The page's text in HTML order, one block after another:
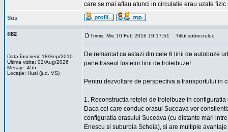
care se mai aflau atunci in circulatie erau uzate fizic
Sus
fl82
Data înscrierii: 18/Sep/2010
Ultima vizita: 02/Aug/2026
Mesaje: 455
Locaţie: Husi (jud. VS)
Trimis: Mie 10 Feb 2016 19:17:51 Titlul subiectului:
De remarcat ca astazi din cele 6 linii de autobuze
parte traseul fostelor linii de troleibuze!
Pentru dezvoltare de perspectiva a transportului in
1. Reconstructia retelei de troleibuze in
Daca cei care conduc orasul Suceava vor
configuratia orasului Suceava (cu distante mari
Enescu si suburbia Scheia), si are multiple